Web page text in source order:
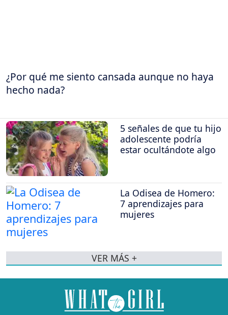
¿Por qué me siento cansada aunque no haya
hecho nada?
5 señales de que tu hijo
adolescente podría
estar ocultándote algo
La Odisea de Homero:
7 aprendizajes para
mujeres
VER MÁS +